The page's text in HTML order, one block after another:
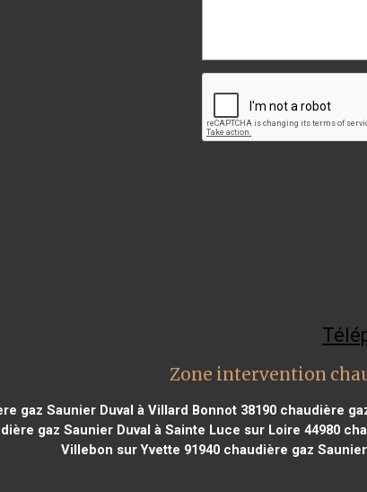
Zone intervention
gaz Saunier Duval à Villard Bonnot 38190 chaudière
gaz Saunier Duval à Sainte Luce sur Loire 44980
Villebon sur Yvette 91940chaudière gaz Saunier